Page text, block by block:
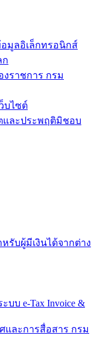
มูลอิเล็กทรอนิกส์
ก
ราชการ กรม
บไซต์
และประพฤติมิชอบ
รับผู้มีเงินได้จากต่าง
บ e-Tax Invoice &
และการสื่อสาร กรม